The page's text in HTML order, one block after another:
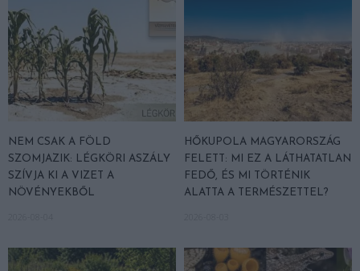
NEM CSAK A FÖLD
SZOMJAZIK: LÉGKÖRI ASZÁLY
SZÍVJA KI A VIZET A
NÖVÉNYEKBŐL
HŐKUPOLA MAGYARORSZÁG
FELETT: MI EZ A LÁTHATATLAN
FEDŐ, ÉS MI TÖRTÉNIK
ALATTA A TERMÉSZETTEL?